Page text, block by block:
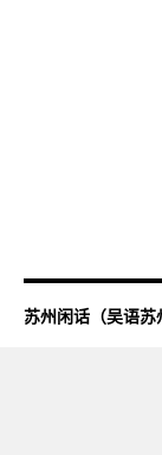
苏州闲话（吴语